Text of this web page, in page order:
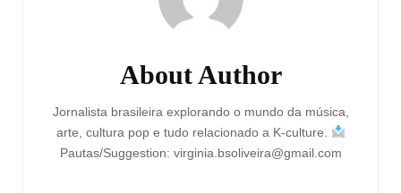
About Author
Jornalista brasileira explorando o mundo da música,
arte, cultura pop e tudo relacionado a K-culture.
Pautas/Suggestion: virginia.bsoliveira@gmail.com